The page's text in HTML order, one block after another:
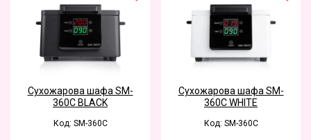
Сухожарова шафа SM-
360C BLACK
Код: SM-360C
Сухожарова шафа SM-
360C WHITE
Код: SM-360C